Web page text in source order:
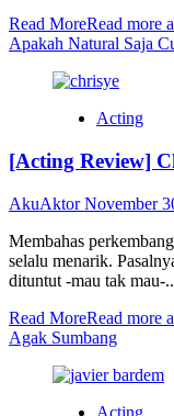
Read MoreRead more
Apakah Natural Saja
Acting
[Acting Review]
AkuAktorNovember
Membahas
selalu menarik.
dituntut -mau tak mau-
Read MoreRead more
Agak Sumbang
Acting